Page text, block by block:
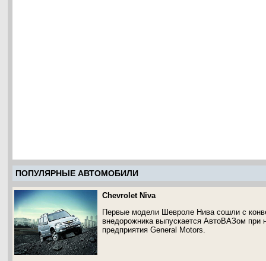
ПОПУЛЯРНЫЕ АВТОМОБИЛИ
Chevrolet Niva
Первые модели Шевроле Нива сошли с
внедорожника выпускается АвтоВАЗом при
предприятия General Motors.